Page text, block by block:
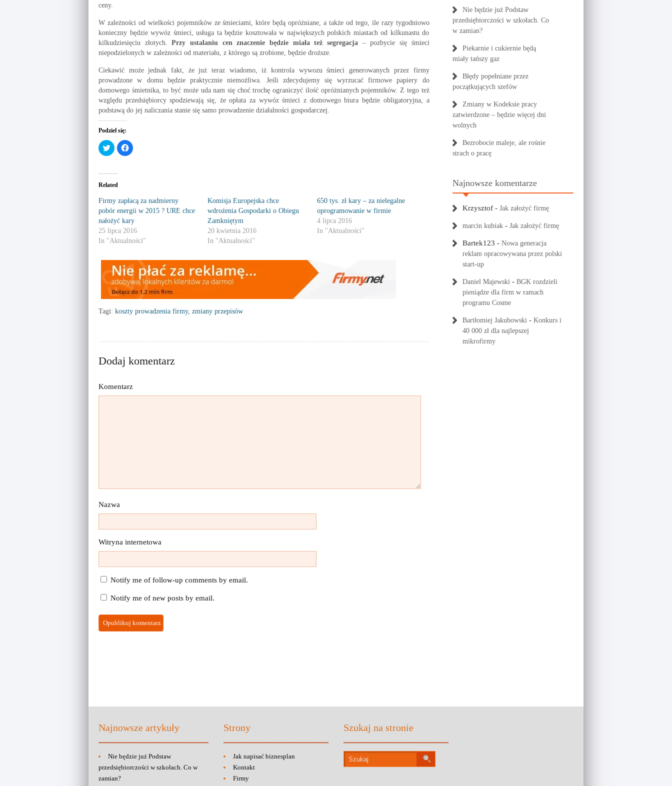
ceny.
W zależności od wielkości pojemników ze śmieciami, które będą opróżniane, a także od tego, ile razy tygodniowo
konieczny będzie wywóz śmieci, usługa ta będzie kosztowała w największych polskich miastach od kilkunastu do
kilkudziesięciu złotych.Przy ustalaniu cen znaczenie będzie miała też segregacja– pozbycie się śmieci
niepodzielonych w zależności od materiału, z którego są zrobione, będzie droższe.
Ciekawić może jednak fakt, że już teraz wiadomo, iż kontrola wywozu śmieci generowanych przez firmy
prowadzone w domu będzie praktycznie niemożliwa. Jeśli zdecydujemy się wyrzucać firmowe papiery do
domowego śmietnika, to być może uda nam się choć trochę ograniczyć ilość opróżnianych pojemników. Z tego też
względu przedsiębiorcy spodziewają się, że opłata za wywóz śmieci z domowego biura będzie obligatoryjna, a
podstawą do jej naliczania stanie się samo prowadzenie działalności gospodarczej.
Podziel się:
C
l
t
o
s
a
r
e
o
n
T
w
i
e
r
(
O
p
e
n
i
n
i
o
C
l
a
e
o
n
F
c
o
o
k
(
O
p
e
s
i
w
n
d
Related
Firmy zapłacą za nadmierny
pobór energii w 2015 ? URE chce
nałożyć kary
25 lipca 2016
In "Aktualności"
Komisja Europejska chce
wdrożenia Gospodarki o Obiegu
Zamkniętym
20 kwietnia 2016
In "Aktualności"
650 tys. zł kary – za nielegalne
oprogramowanie w firmie
4 lipca 2016
In "Aktualności"
Tagi: koszty prowadzenia firmy, zmiany przepisów
Dodaj komentarz
Komentarz
Nazwa
Witryna internetowa
Notify me of follow-up comments by email.
Notify me of new posts by email.
Nie będzie już Podstaw
przedsiębiorczości w szkołach. Co
w zamian?
Piekarnie i cukiernie będą
miały tańszy gaz
Błędy popełniane przez
początkujących szefów
Zmiany w Kodeksie pracy
zatwierdzone – będzie więcej dni
wolnych
Bezrobocie maleje, ale rośnie
strach o pracę
Najnowsze komentarze
Krzysztof - Jak założyć firmę
marcin kubiak - Jak założyć firmę
Bartek123 - Nowa generacja
reklam opracowywana przez polski
start-up
Daniel Majewski - BGK rozdzieli
pieniądze dla firm w ramach
programu Cosme
Bartłomiej Jakubowski - Konkurs i
40 000 zł dla najlepszej
mikrofirmy
Najnowsze artykuły
Nie będzie już Podstaw
przedsiębiorczości w szkołach. Co w
zamian?
Strony
Jak napisać biznesplan
Kontakt
Firmy
Szukaj na stronie